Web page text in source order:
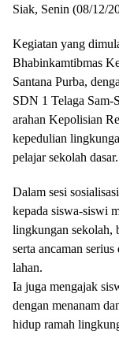
Siak, Senin (08/12/
Kegiatan yang
Bhabinkamtibmas
Santana Purba,
SDN 1 Telaga Sam-
arahan Kepolisian
kepedulian
pelajar sekolah dasar.
Dalam sesi
kepada siswa-siswi
lingkungan sekolah,
serta ancaman
lahan.
Ia juga mengajak
dengan menanam
hidup ramah